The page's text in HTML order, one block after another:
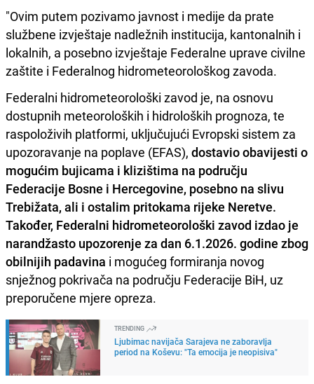
"Ovim putem pozivamo javnost i medije da prate
službene izvještaje nadležnih institucija, kantonalnih i
lokalnih, a posebno izvještaje Federalne uprave civilne
zaštite i Federalnog hidrometeorološkog zavoda.
Federalni hidrometeorološki zavod je, na osnovu
dostupnih meteoroloških i hidroloških prognoza, te
raspoloživih platformi, uključujući Evropski sistem za
upozoravanje na poplave (EFAS), dostavio obavijesti o
mogućim bujicama i klizištima na području
Federacije Bosne i Hercegovine, posebno na slivu
Trebižata, ali i ostalim pritokama rijeke Neretve.
Također, Federalni hidrometeorološki zavod izdao je
narandžasto upozorenje za dan 6.1.2026. godine zbog
obilnijih padavina i mogućeg formiranja novog
snježnog pokrivača na području Federacije BiH, uz
preporučene mjere opreza.
TRENDING
Ljubimac navijača Sarajeva ne zaboravlja
period na Koševu: "Ta emocija je neopisiva"